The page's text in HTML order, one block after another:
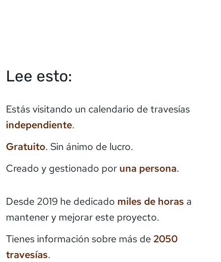
Lee esto:
Estás visitando un calendario de travesías
independiente.
Gratuito. Sin ánimo de lucro.
Creado y gestionado por una persona.
Desde 2019 he dedicado miles de horas a
mantener y mejorar este proyecto.
Tienes información sobre más de 2050
travesías.